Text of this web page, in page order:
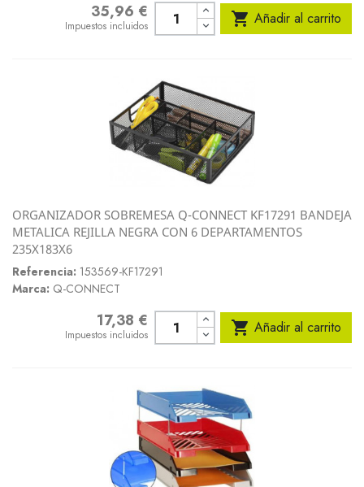
Precio35,96 €
Impuestos incluidos  Añadir al carrito
ORGANIZADOR SOBREMESA Q-CONNECT KF17291 BANDEJA
METALICA REJILLA NEGRA CON 6 DEPARTAMENTOS
235X183X6
Referencia: 153569-KF17291
Marca: Q-CONNECT
17,38 €
Impuestos incluidos  Añadir al carrito